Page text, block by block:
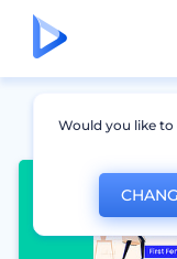
Would you like